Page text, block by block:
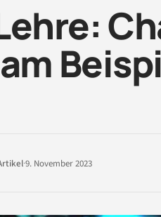
·9. November 2023